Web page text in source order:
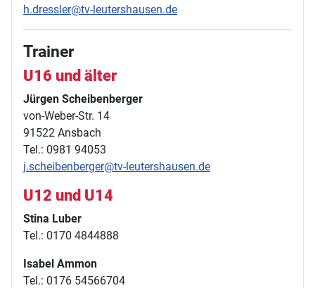
h.dressler@tv-leutershausen.de
Trainer
U16 und älter
Jürgen Scheibenberger
von-Weber-Str. 14
91522 Ansbach
Tel.: 0981 94053
j.scheibenberger@tv-leutershausen.de
U12 und U14
Stina Luber
Tel.: 0170 4844888
Isabel Ammon
Tel.: 0176 54566704